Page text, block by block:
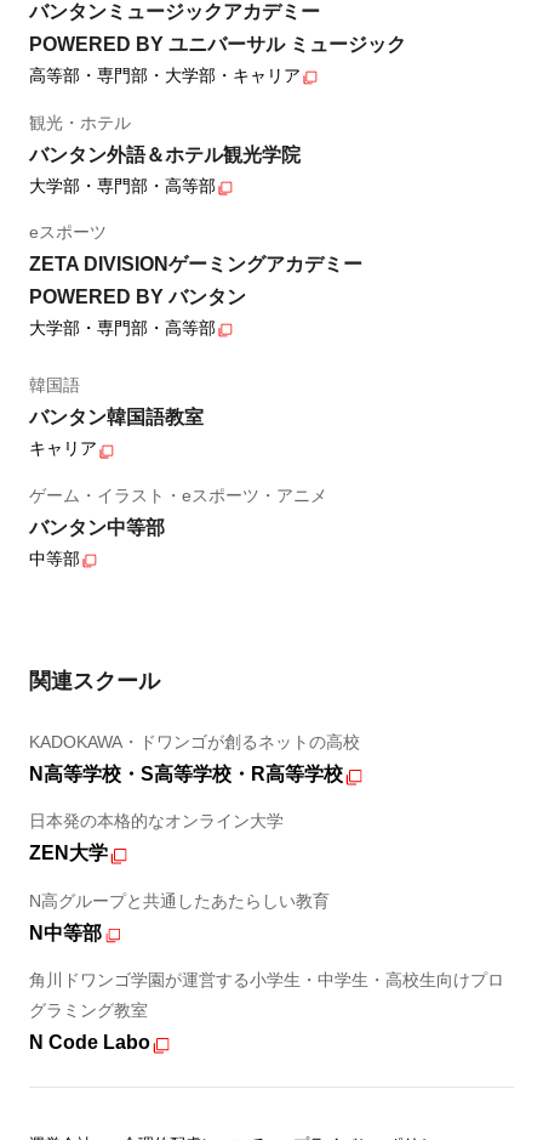
バンタンミュージックアカデミー
POWERED BY ユニバーサル ミュージック
高等部・専門部・大学部・キャリア
観光・ホテル
バンタン外語＆ホテル観光学院
大学部・専門部・高等部
eスポーツ
ZETA DIVISIONゲーミングアカデミー
POWERED BY バンタン
大学部・専門部・高等部
韓国語
バンタン韓国語教室
キャリア
ゲーム・イラスト・eスポーツ・アニメ
バンタン中等部
中等部
関連スクール
KADOKAWA・ドワンゴが創るネットの高校
N高等学校・S高等学校・R高等学校
日本発の本格的なオンライン大学
ZEN大学
N高グループと共通したあたらしい教育
N中等部
角川ドワンゴ学園が運営する小学生・中学生・高校生向けプロ
グラミング教室
N Code Labo